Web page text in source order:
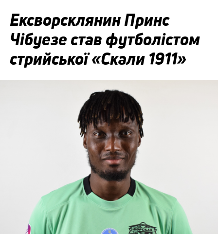
Ексворсклянин Принс
Чібуезе став футболістом
стрийської «Скали 1911»